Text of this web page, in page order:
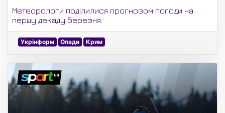
Метеорологи поділилися прогнозом погоди на
першу декаду березня.
Укрінформ Опади Крим